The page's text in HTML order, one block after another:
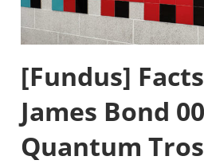
[Fundus]
James Bond
Quantum